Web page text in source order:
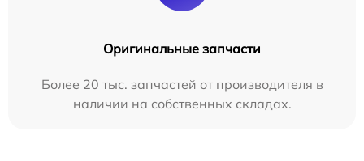
Оригинальные запчасти
Более 20 тыс. запчастей от производителя в
наличии на собственных складах.